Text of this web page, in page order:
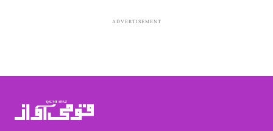
ADVERTISEMENT